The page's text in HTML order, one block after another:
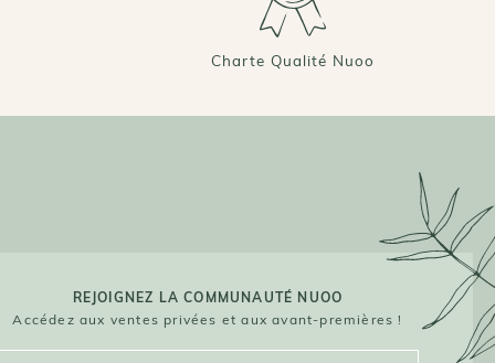
Charte Qualité Nuoo
REJOIGNEZ LA COMMUNAUTÉ NUOO
Accédez aux ventes privées et aux avant-premières !